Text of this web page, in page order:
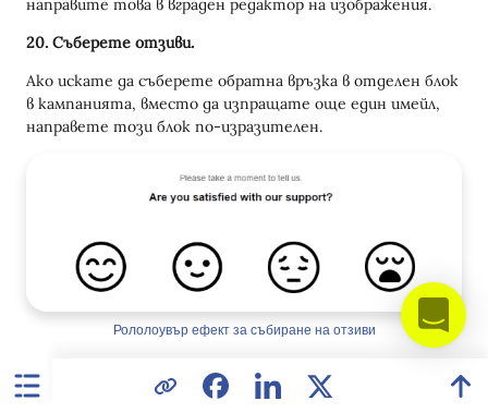
20. Съберете отзиви.
Ако искате да съберете обратна връзка в отделен блок
в кампанията, вместо да изпращате още един имейл,
направете този блок по-изразителен.
Рололоувър ефект за събиране на отзиви
искат да ви похвалят, и покажете колко сте натъжени,